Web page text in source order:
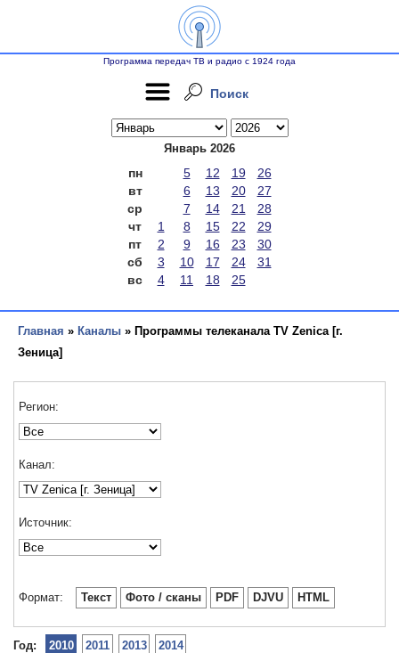
Программа передач ТВ и радио с 1924 года
Поиск
Январь 2026
пн 5 12 19
26
вт
6 13 20
27
ср
7 14 21
28
чт
1 8 15 22
29
пт
2 9 16 23
30
сб
3 10 17 24
31
вс
4 11 18 25
Главная » Каналы » Программы телеканала TV Zenica [г.
Зеница]
Регион:
Канал:
Источник:
Формат: Текст Фото / сканы PDF DJVU HTML
Год: 2010 2011 2013 2014